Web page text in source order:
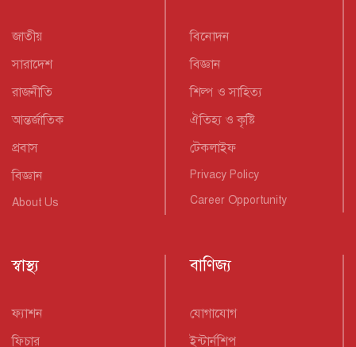
জাতীয়
সারাদেশ
রাজনীতি
আন্তর্জাতিক
প্রবাস
বিজ্ঞান
About Us
বিনোদন
বিজ্ঞান
শিল্প ও সাহিত্য
ঐতিহ্য ও কৃষ্টি
টেকলাইফ
Privacy Policy
Career Opportunity
স্বাস্থ্য
ফ্যাশন
ফিচার
বাণিজ্য
যোগাযোগ
ইন্টার্নশিপ